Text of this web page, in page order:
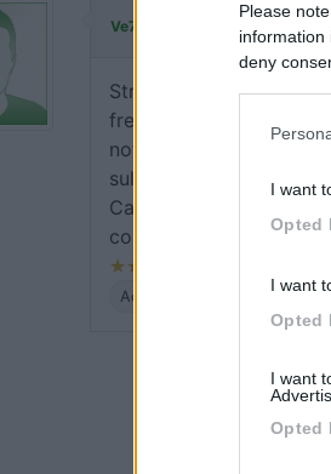
Please
information
deny
I want
Opted
I want
Opted
I want
Opted
Ve75 ha commentato:
Struttura nuovissima a
freschissimo a poco
notte. Piscina
sul mare che spazia
Capo Rodoni, 15 km di
comunque a fare e ne
Accessibilità Accoglienza